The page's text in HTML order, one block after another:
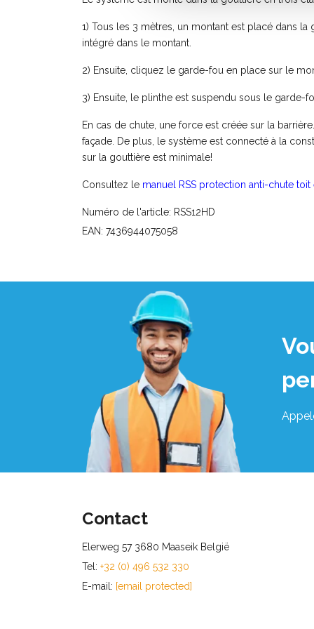
1) Tous les 3 mètres, un montant est placé dans
intégré dans le montant.
2) Ensuite, cliquez le garde-fou en place sur le
3) Ensuite, le plinthe est suspendu sous le garde-
En cas de chute, une force est créée sur la
façade. De plus, le système est connecté à la
sur la gouttière est minimale!
Consultez le manuel RSS protection anti-chute toit
Numéro de l'article: RSS12HD
EAN: 7436944075058
Contact
Elerweg 57 3680 Maaseik België
Tel: +32 (0) 496 532 330
E-mail: [email protected]